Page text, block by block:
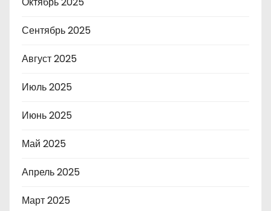
Сентябрь 2025
Август 2025
Июль 2025
Июнь 2025
Май 2025
Апрель 2025
Март 2025